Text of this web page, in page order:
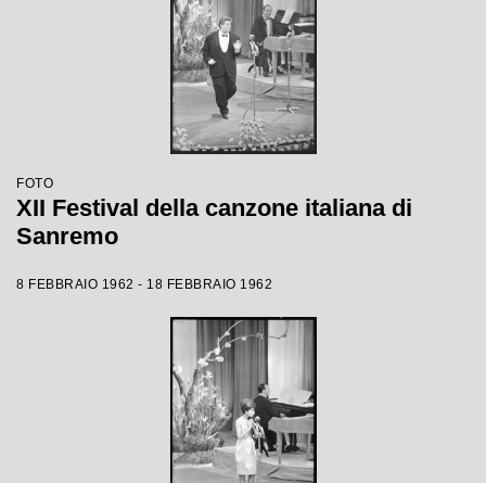
FOTO
XII Festival della canzone italiana di
Sanremo
8 FEBBRAIO 1962 - 18 FEBBRAIO 1962